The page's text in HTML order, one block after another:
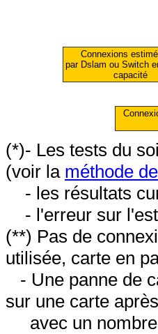
Connexions
par Dslam ou Switch
capacité
(*)- Les tests du
(voir la méthode
- les résultats
- l'erreur sur
(**) Pas de
utilisée, carte en
- Une panne de
sur une carte
avec un nombre